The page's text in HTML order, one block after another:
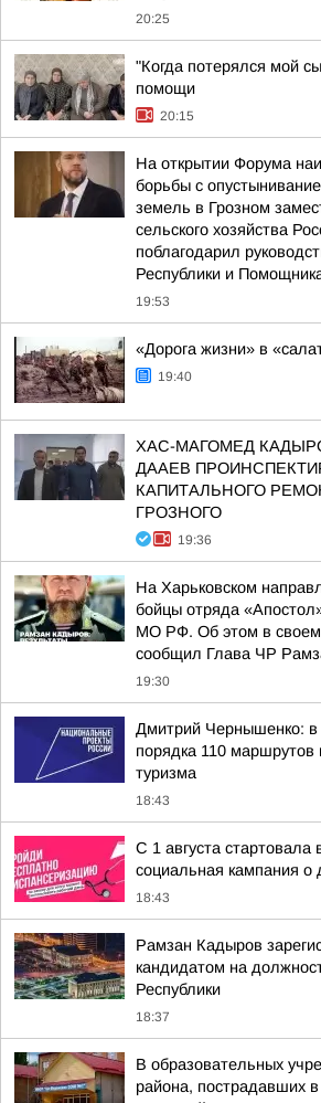
20:25
"Когда потерялся мой
помощи
20:15
На открытии Форума
борьбы с
земель в Грозном
сельского хозяйства
поблагодарил
Республики и
19:53
«Дорога жизни» в
19:40
ХАС-МАГОМЕД
ДААЕВ
КАПИТАЛЬНОГО
ГРОЗНОГО
19:36
На Харьковском
бойцы отряда
МО РФ. Об этом в своем
сообщил Глава ЧР
19:30
Дмитрий Чернышенко: в
порядка 110 маршрутов
туризма
18:43
С 1 августа стартовала
социальная кампания о
18:43
Рамзан Кадыров
кандидатом на
Республики
18:37
В образовательных
района, пострадавших в